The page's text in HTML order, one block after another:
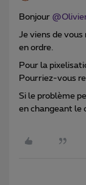
Bonjour
Je viens de
en ordre.
Pour la
Pourriez-vous
Si le problème
en changeant le